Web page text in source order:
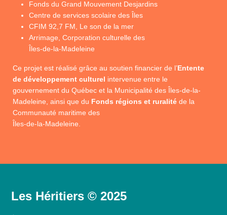
Fonds du Grand Mouvement Desjardins
Centre de services scolaire des Îles
CFIM 92,7 FM, Le son de la mer
Arrimage, Corporation culturelle des
Îles-de-la-Madeleine
Ce projet est réalisé grâce au soutien financier de l’Entente
de développement culturel intervenue entre le
gouvernement du Québec et la Municipalité des Îles-de-la-
Madeleine, ainsi que du Fonds régions et ruralité de la
Communauté maritime des
Îles-de-la-Madeleine.
Les Héritiers © 2025